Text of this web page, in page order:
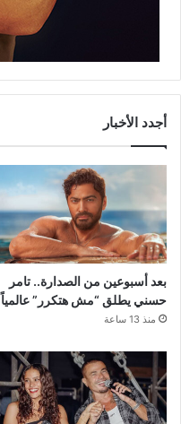
أجدد الأخبار
بعد أسبوعين من الصدارة.. تامر
حسني يطلق “مش هتكرر” عالمياً
منذ 13 ساعة